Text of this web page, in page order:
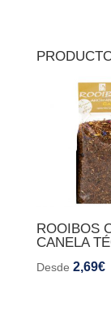
ROOIBOS
CANELA
Desde 2,69€